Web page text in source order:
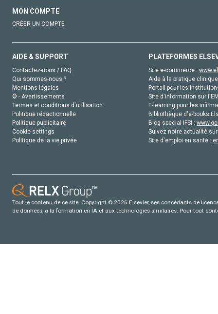
MON COMPTE
CRÉER UN COMPTE
AIDE & SUPPORT
Contactez-nous / FAQ
Qui sommes-nous ?
Mentions légales
© - Avertissements
Termes et conditions d'utilisation
Politique rédactionnelle
Politique publicitaire
Cookie settings
Politique de la vie privée
PLATEFORMES
Site e-commerce :
Aide à la pratique
Portail pour les
Site d'information sur
E-learning pour les
Bibliothèque d'e-books
Blog special IFSI :
Suivez notre actualité
Site d'emploi en santé :
Tout le contenu de ce site: Copyright © 2026 Elsevier, ses concédants de
de données, a la formation en IA et aux technologies similaires. Pour tout